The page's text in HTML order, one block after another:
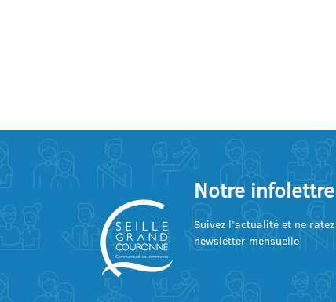
Notre infolettre
Suivez l’actualité et ne
newsletter mensuelle